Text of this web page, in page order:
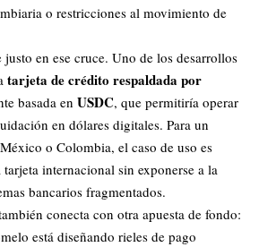
o restricciones al movimiento de
justo en ese cruce. Uno de los desarrollos
tarjeta de crédito respaldada por
basada en USDC, que permitiría operar
en dólares digitales. Para un
o Colombia, el caso de uso es
internacional sin exponerse a la
bancarios fragmentados.
conecta con otra apuesta de fondo:
está diseñando rieles de pago